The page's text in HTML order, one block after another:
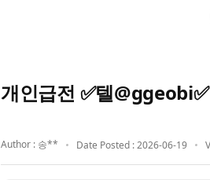
개인급전 ✅텔
Author : 송** Date Posted : 2026-06-19